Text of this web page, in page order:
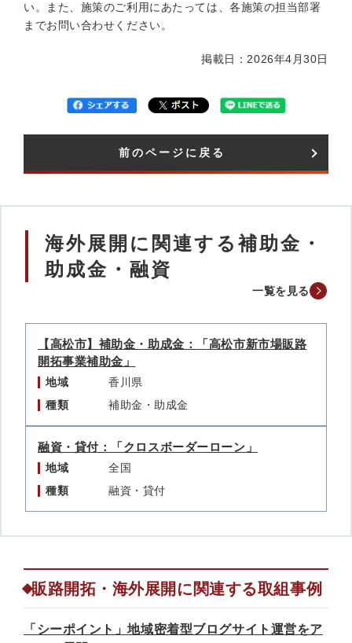
い。また、施策のご利用にあたっては、各施策の担当部署
までお問い合わせください。
掲載日：2026年4月30日
前のページに戻る
海外展開に関連する補助金・
助成金・融資
一覧を見る
【高松市】補助金・助成金：「高松市新市場販路
開拓事業補助金」
地域
香川県
種類
補助金・助成金
融資・貸付：「クロスボーダーローン」
地域
全国
種類
融資・貸付
販路開拓・海外展開に関連する取組事例
「シーポイント」地域密着型ブログサイト運営をア